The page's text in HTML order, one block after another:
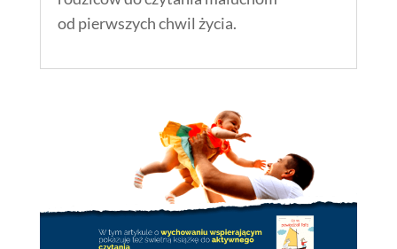
od pierwszych chwil życia.